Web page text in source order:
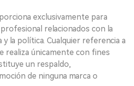
exclusivamente para
relacionados con la
la política. Cualquier referencia a
realiza únicamente con fines
un respaldo,
de ninguna marca o